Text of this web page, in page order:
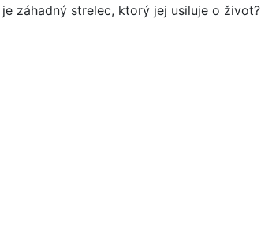
záhadný strelec, ktorý jej usiluje o život?